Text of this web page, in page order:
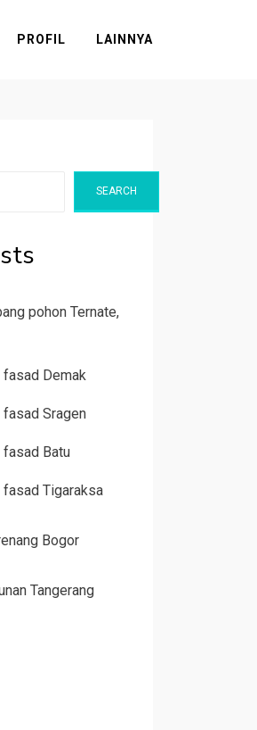
PROFIL LAINNYA
SEARCH
pohon Ternate,
Demak
Sragen
Batu
Tigaraksa
Bogor
Tangerang